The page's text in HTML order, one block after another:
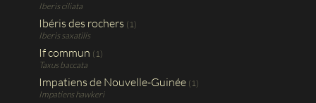
Iberis ciliata
Ibéris des rochers (1)
Iberis saxatilis
If commun (1)
Taxus baccata
Impatiens de Nouvelle-Guinée (1)
Impatiens hawkeri